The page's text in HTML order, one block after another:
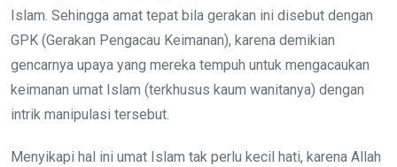
Islam. Sehingga amat tepat bila gerakan ini disebut dengan
GPK (Gerakan Pengacau Keimanan), karena demikian
gencarnya upaya yang mereka tempuh untuk mengacaukan
keimanan umat Islam (terkhusus kaum wanitanya) dengan
intrik manipulasi tersebut.
Menyikapi hal ini umat Islam tak perlu kecil hati, karena Allah